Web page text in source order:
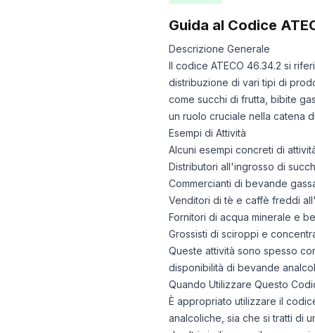
Guida al Codice
Descrizione Generale
Il codice ATECO 46.34.2 si
distribuzione di vari tipi di
come succhi di frutta, bibite
un ruolo cruciale nella catena
Esempi di Attività
Alcuni esempi concreti di
Distributori all'ingrosso di
Commercianti di bevande
Venditori di tè e caffè freddi
Fornitori di acqua minerale e
Grossisti di sciroppi e
Queste attività sono spesso
disponibilità di bevande
Quando Utilizzare Questo
È appropriato utilizzare il
analcoliche, sia che si tratti di